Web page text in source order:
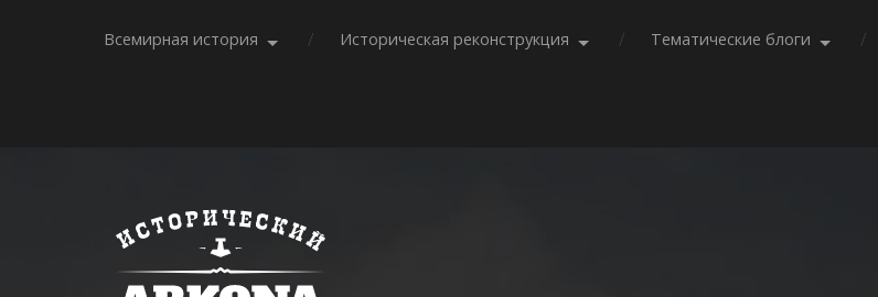
Всемирная история Историческая реконструкция Тематические блоги